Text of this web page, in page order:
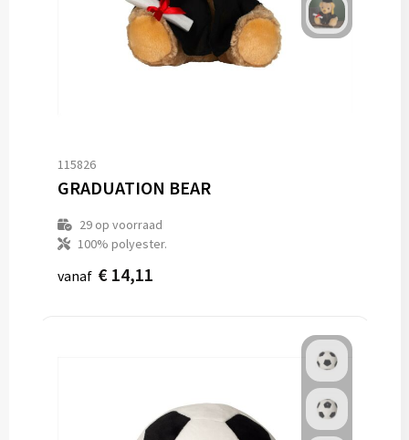
115826
GRADUATION BEAR
29op voorraad
100% polyester.
vanaf € 14,11